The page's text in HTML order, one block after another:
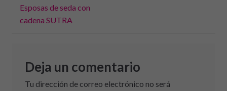
de
entradas
Esposas de seda con
cadena SUTRA
Deja un comentario
Tu dirección de correo electrónico no será